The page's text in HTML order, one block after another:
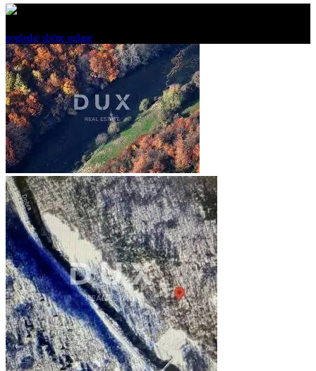
pogledaj slične oglase